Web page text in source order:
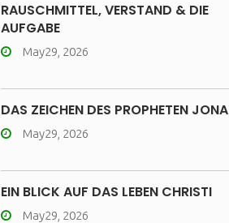
RAUSCHMITTEL, VERSTAND & DIE
AUFGABE
May29, 2026
DAS ZEICHEN DES PROPHETEN JONA
May29, 2026
EIN BLICK AUF DAS LEBEN CHRISTI
May29, 2026